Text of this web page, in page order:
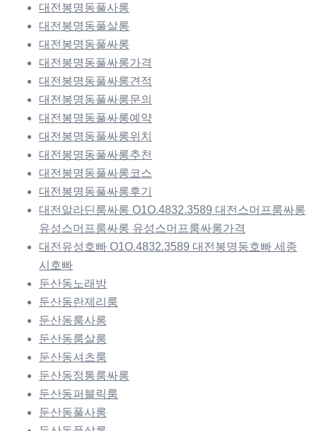
대전봉명동풀사롱
대전봉명동풀살롱
대전봉명동풀싸롱
대전봉명동풀싸롱가격
대전봉명동풀싸롱견적
대전봉명동풀싸롱문의
대전봉명동풀싸롱예약
대전봉명동풀싸롱위치
대전봉명동풀싸롱추천
대전봉명동풀싸롱코스
대전봉명동풀싸롱후기
대전알라딘룸싸롱 O1O.4832.3589 대전스머프룸싸롱
유성스머프룸싸롱 유성스머프룸싸롱가격
대전유성호빠 O1O.4832.3589 대전봉명동호빠 세종
시호빠
둔산동노래방
둔산동란제리룸
둔산동룸사롱
둔산동룸살롱
둔산동셔츠룸
둔산동정통룸싸롱
둔산동퍼블릭룸
둔산동풀사롱